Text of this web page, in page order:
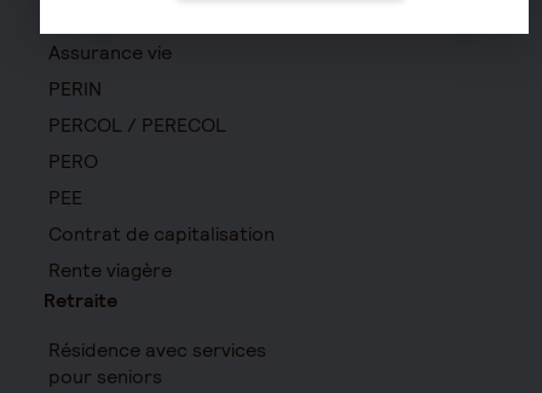
Assurance vie
PERIN
PERCOL / PERECOL
PERO
PEE
Contrat de capitalisation
Rente viagère
Retraite
Résidence avec services
pour seniors